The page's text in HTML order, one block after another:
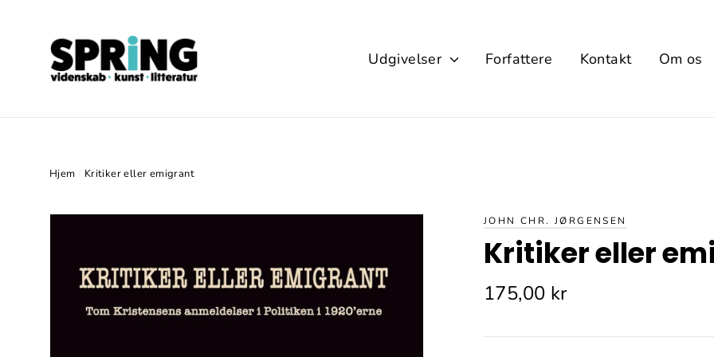
Udgivelser Forfattere Kontakt Om os
Hjem / Kritiker eller emigrant
JOHN CHR. JØRGENSEN
Kritiker eller
Normalpris
175,00 kr